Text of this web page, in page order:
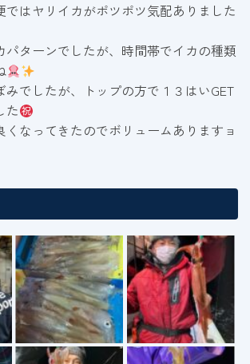
ではヤリイカがポツポツ気配ありました
パターンでしたが、時間帯でイカの種類
でしたが、トップの方で１３はいGET
た
くなってきたのでボリュームありますョ